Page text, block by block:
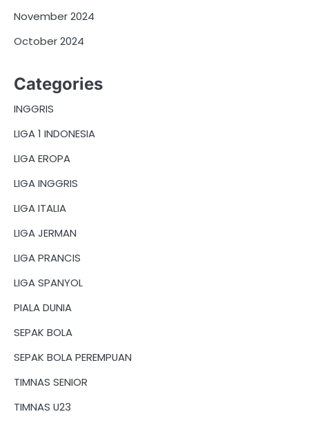
November 2024
October 2024
Categories
INGGRIS
LIGA 1 INDONESIA
LIGA EROPA
LIGA INGGRIS
LIGA ITALIA
LIGA JERMAN
LIGA PRANCIS
LIGA SPANYOL
PIALA DUNIA
SEPAK BOLA
SEPAK BOLA PEREMPUAN
TIMNAS SENIOR
TIMNAS U23